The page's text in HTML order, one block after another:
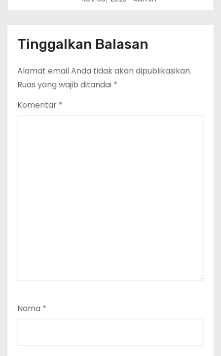
Tinggalkan Balasan
Alamat email Anda tidak akan dipublikasikan.
Ruas yang wajib ditandai *
Komentar *
Nama *